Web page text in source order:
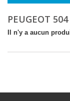
PEUGEOT 504
Il n'y a aucun